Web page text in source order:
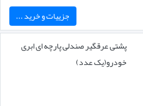
جزییات و خرید ...
پشتی عرقگیر صندلی پارچه ای ابری
خودرو(یک عدد)